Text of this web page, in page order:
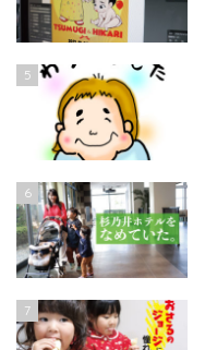
5
6
7